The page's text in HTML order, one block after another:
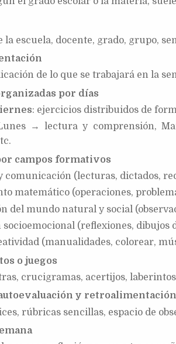
la escuela, docente, grado, grupo,
de lo que se trabajará en la
por días
: ejercicios distribuidos de
→ lectura y comprensión,
campos formativos
comunicación (lecturas, dictados,
matemático (operaciones,
del mundo natural y social
(reflexiones, dibujos
(manualidades, colorear,
o juegos
crucigramas, acertijos,
y retroalimentación
rúbricas sencillas, espacio de